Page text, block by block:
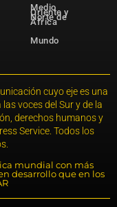
Medio
Oriente y
Norte de
África
Mundo
cuyo eje es una
voces del Sur y de la
derechos humanos y
Service. Todos los
mundial con más
desarrollo que en los